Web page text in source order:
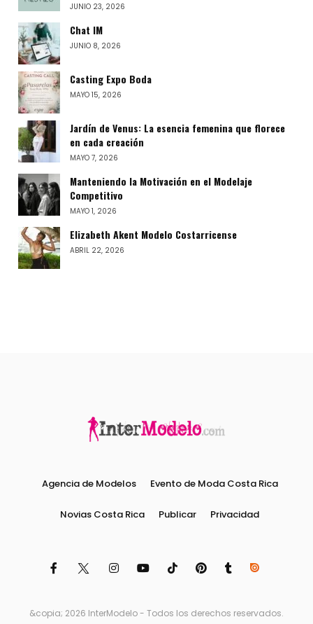
JUNIO 23, 2026
Chat IM
JUNIO 8, 2026
Casting Expo Boda
MAYO 15, 2026
Jardín de Venus: La esencia femenina que florece
en cada creación
MAYO 7, 2026
Manteniendo la Motivación en el Modelaje
Competitivo
MAYO 1, 2026
Elizabeth Akent Modelo Costarricense
ABRIL 22, 2026
Agencia de Modelos Evento de Moda Costa Rica
Novias Costa Rica Publicar Privacidad
&copia; 2026 InterModelo - Todos los derechos reservados.